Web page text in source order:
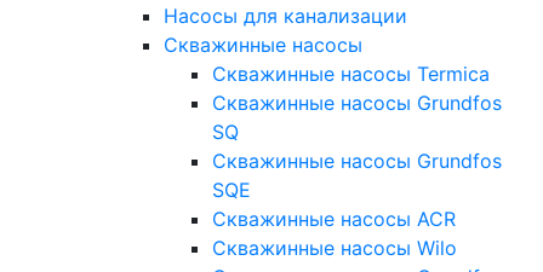
Насосы для канализации
Скважинные насосы
Скважинные насосы Termica
Скважинные насосы Grundfos
SQ
Скважинные насосы Grundfos
SQE
Скважинные насосы ACR
Скважинные насосы Wilo